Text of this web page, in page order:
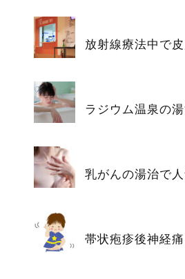
放射線療法中で
ラジウム温泉の
乳がんの湯治で
帯状疱疹後神経